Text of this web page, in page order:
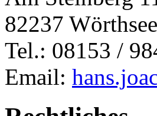
82237
Tel.: 08153 /
Email: